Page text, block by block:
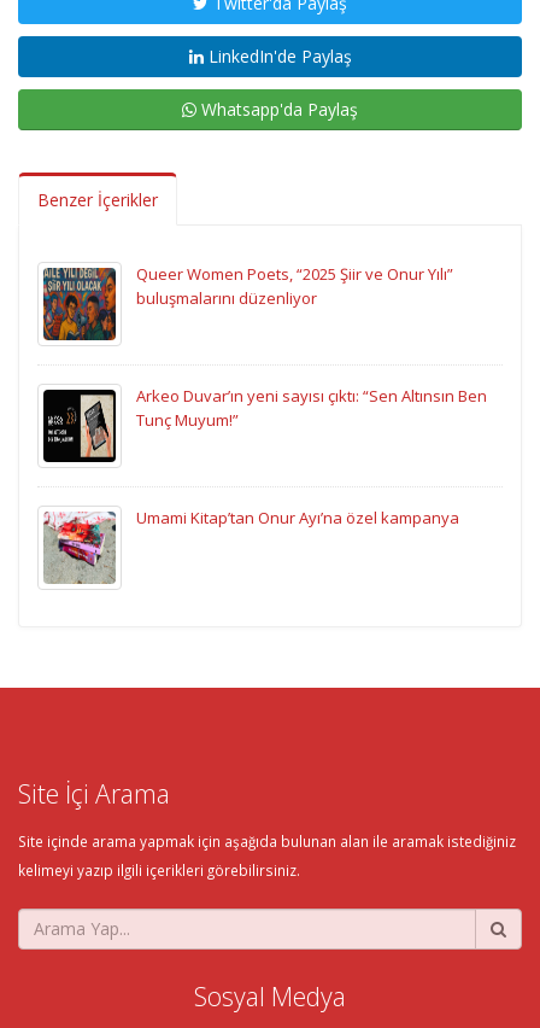
LinkedIn'de Paylaş
Whatsapp'da Paylaş
Benzer İçerikler
Queer Women Poets, “2025 Şiir ve Onur Yılı”
buluşmalarını düzenliyor
Arkeo Duvar’ın yeni sayısı çıktı: “Sen Altınsın Ben
Tunç Muyum!”
Umami Kitap’tan Onur Ayı’na özel kampanya
Site İçi Arama
Site içinde arama yapmak için aşağıda bulunan alan ile aramak istediğiniz
kelimeyi yazıp ilgili içerikleri görebilirsiniz.
Sosyal Medya